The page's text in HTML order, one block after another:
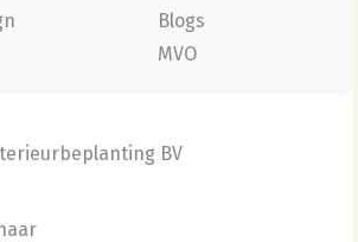
Blogs
MVO
BV